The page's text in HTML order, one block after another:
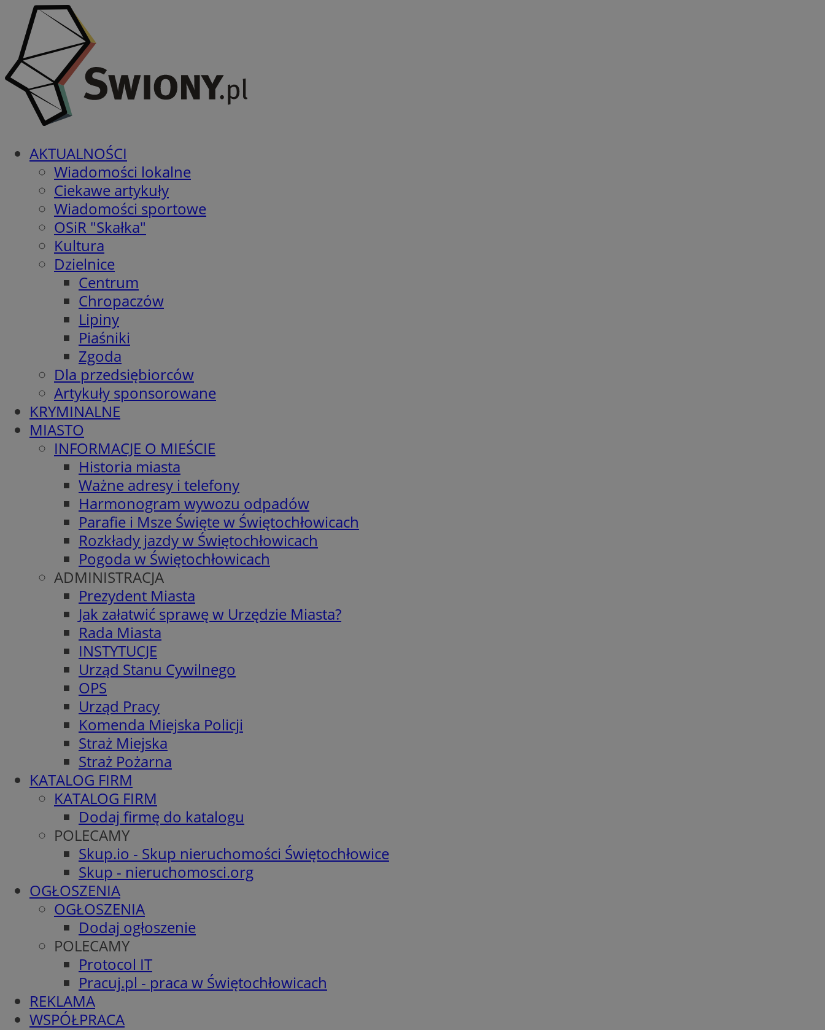
AKTUALNOŚCI
Wiadomości lokalne
Ciekawe artykuły
Wiadomości sportowe
OSiR "Skałka"
Kultura
Dzielnice
Centrum
Chropaczów
Lipiny
Piaśniki
Zgoda
Dla przedsiębiorców
Artykuły sponsorowane
KRYMINALNE
MIASTO
INFORMACJE O MIEŚCIE
Historia miasta
Ważne adresy i telefony
Harmonogram wywozu odpadów
Parafie i Msze Święte w Świętochłowicach
Rozkłady jazdy w Świętochłowicach
Pogoda w Świętochłowicach
ADMINISTRACJA
Prezydent Miasta
Jak załatwić sprawę w Urzędzie Miasta?
Rada Miasta
INSTYTUCJE
Urząd Stanu Cywilnego
OPS
Urząd Pracy
Komenda Miejska Policji
Straż Miejska
Straż Pożarna
KATALOG FIRM
KATALOG FIRM
Dodaj firmę do katalogu
POLECAMY
Skup.io - Skup nieruchomości Świętochłowice
Skup - nieruchomosci.org
OGŁOSZENIA
OGŁOSZENIA
Dodaj ogłoszenie
POLECAMY
Protocol IT
Pracuj.pl - praca w Świętochłowicach
REKLAMA
WSPÓŁPRACA